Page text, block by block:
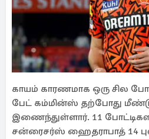
காயம் காரணமாக ஒரு சில
பேட் கம்மின்ஸ் தற்போது
இணைந்துள்ளார். 11
சன்ரைசர்ஸ் ஹைதராபாத் 14